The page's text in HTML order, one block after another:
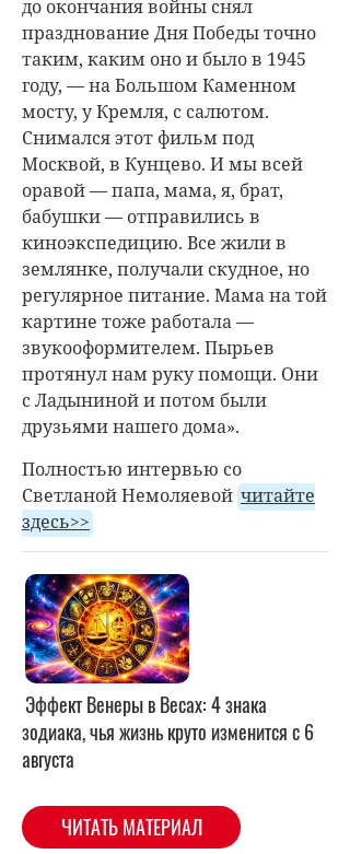
до окончания войны снял
празднование Дня Победы точно
таким, каким оно и было в 1945
году, — на Большом Каменном
мосту, у Кремля, с салютом.
Снимался этот фильм под
Москвой, в Кунцево. И мы всей
оравой — папа, мама, я, брат,
бабушки — отправились в
киноэкспедицию. Все жили в
землянке, получали скудное, но
регулярное питание. Мама на той
картине тоже работала —
звукооформителем. Пырьев
протянул нам руку помощи. Они
с Ладыниной и потом были
друзьями нашего дома».
Полностью интервью со
Светланой Немоляевой читайте
здесь>>